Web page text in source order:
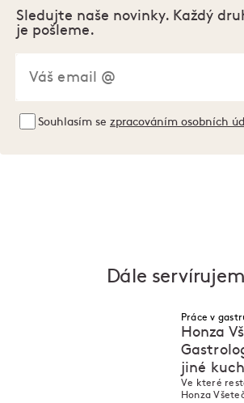
Sledujte naše novinky. Každý
je pošleme.
Souhlasím se zpracováním osobních
Dále
Práce v
Honza
jiné
Ve které
Honza